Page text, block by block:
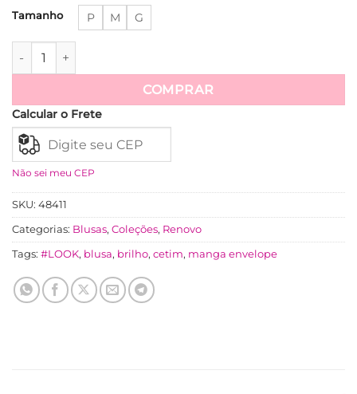
Tamanho P M G
Blusa Viscose Acetinada Manga Muscle Com Drapeados
COMPRAR
Calcular o Frete
Não sei meu CEP
SKU: 48411
Categorias: Blusas, Coleções, Renovo
Tags: #LOOK, blusa, brilho, cetim, manga envelope